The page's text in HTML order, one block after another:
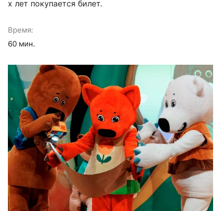
х лет покупается билет.
Время:
60 мин.